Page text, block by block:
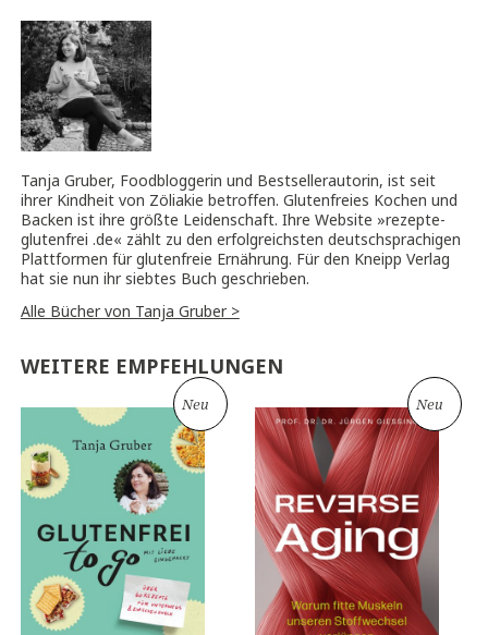
Tanja Gruber, Foodbloggerin und Bestsellerautorin, ist seit
ihrer Kindheit von Zöliakie betroffen. Glutenfreies Kochen und
Backen ist ihre größte Leidenschaft. Ihre Website »rezepte-
glutenfrei .de« zählt zu den erfolgreichsten deutschsprachigen
Plattformen für glutenfreie Ernährung. Für den Kneipp Verlag
hat sie nun ihr siebtes Buch geschrieben.
Alle Bücher von Tanja Gruber >
WEITERE EMPFEHLUNGEN
Neu Neu